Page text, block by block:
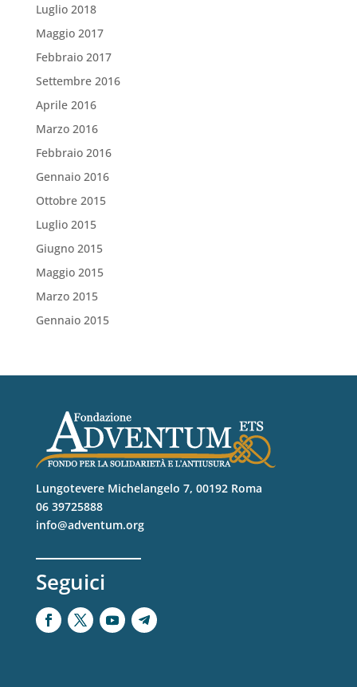
Luglio 2018
Maggio 2017
Febbraio 2017
Settembre 2016
Aprile 2016
Marzo 2016
Febbraio 2016
Gennaio 2016
Ottobre 2015
Luglio 2015
Giugno 2015
Maggio 2015
Marzo 2015
Gennaio 2015
Lungotevere Michelangelo 7, 00192 Roma
06 39725888
info@adventum.org
Seguici